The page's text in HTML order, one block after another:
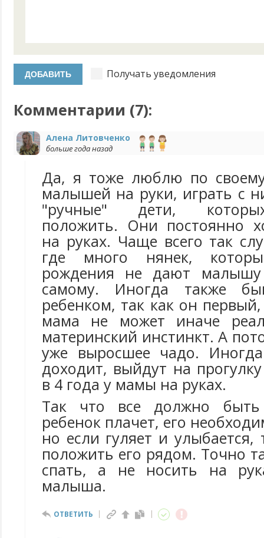
Получать уведомления
Комментарии (7):
Алена Литовченко
больше года назад
Да, я тоже люблю по
малышей на руки, играть с
"ручные" дети,
положить. Они постоянно
на руках. Чаще всего так
где много нянек,
рождения не дают
самому. Иногда также
ребенком, так как он
мама не может иначе
материнский инстинкт. А
уже выросшее чадо.
доходит, выйдут на
в 4 года у мамы на руках.
Так что все должно
ребенок плачет, его
но если гуляет и
положить его рядом. Точно
спать, а не носить на
малыша.
ОТВЕТИТЬ